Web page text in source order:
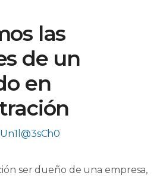
las
de un
en
Un1l@3sCh0
ser dueño de una empresa,